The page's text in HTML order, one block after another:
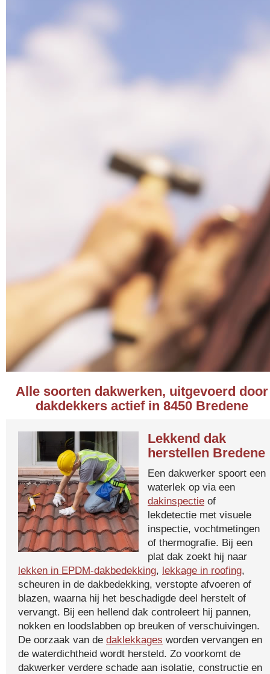
Alle soorten dakwerken, uitgevoerd door
dakdekkers actief in 8450 Bredene
Lekkend dak
herstellen Bredene
Een dakwerker spoort een
waterlek op via een
dakinspectie of
lekdetectie met visuele
inspectie, vochtmetingen
of thermografie. Bij een
plat dak zoekt hij naar
lekken in EPDM-dakbedekking, lekkage in roofing,
scheuren in de dakbedekking, verstopte afvoeren of
blazen, waarna hij het beschadigde deel herstelt of
vervangt. Bij een hellend dak controleert hij pannen,
nokken en loodslabben op breuken of verschuivingen.
De oorzaak van de daklekkages worden vervangen en
de waterdichtheid wordt hersteld. Zo voorkomt de
dakwerker verdere schade aan isolatie, constructie en